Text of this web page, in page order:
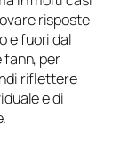
risposte
e fuori dal
fann, per
riflettere
e di